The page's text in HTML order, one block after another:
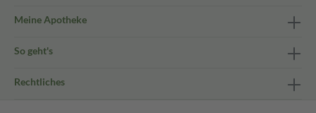
Meine Apotheke
So geht's
Rechtliches